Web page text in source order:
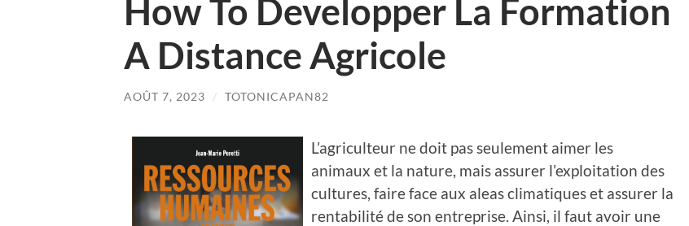
How To Developper La Formation
A Distance Agricole
AOÛT 7, 2023 / TOTONICAPAN82
L’agriculteur ne doit pas seulement aimer les
animaux et la nature, mais assurer l’exploitation des
cultures, faire face aux aleas climatiques et assurer la
rentabilité de son entreprise. Ainsi, il faut avoir une